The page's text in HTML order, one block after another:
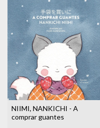
NIIMI, NANKICHI - A
comprar guantes